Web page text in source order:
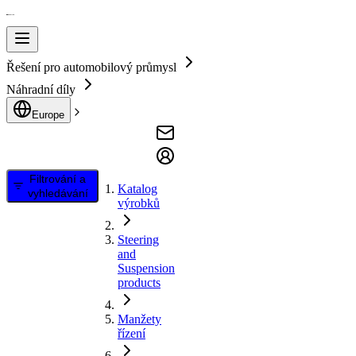
Řešení pro automobilový průmysl
Náhradní díly
Europe
Filtrování a
vyhledávání
Katalog
výrobků
Steering
and
Suspension
products
Manžety
řízení